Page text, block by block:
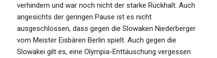
verhindern und war noch nicht der starke Rückhalt. Auch
angesichts der geringen Pause ist es nicht
ausgeschlossen, dass gegen die Slowaken Niederberger
vom Meister Eisbären Berlin spielt. Auch gegen die
Slowakei gilt es, eine Olympia-Enttäuschung vergessen